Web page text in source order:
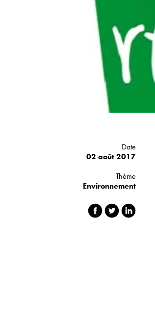
Date
02 août 2017
Thème
Environnement